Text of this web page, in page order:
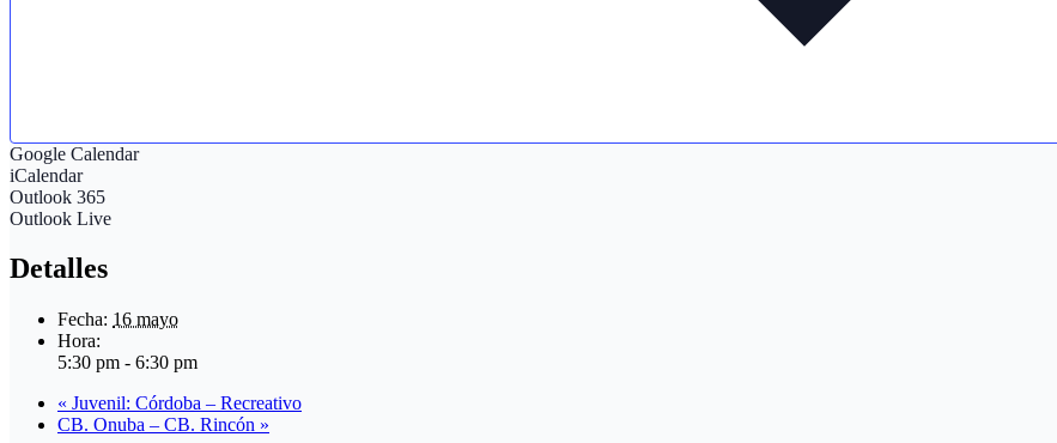
Google Calendar
iCalendar
Outlook 365
Outlook Live
Detalles
Fecha: 16 mayo
Hora:
5:30 pm - 6:30 pm
« Juvenil: Córdoba – Recreativo
CB. Onuba – CB. Rincón »